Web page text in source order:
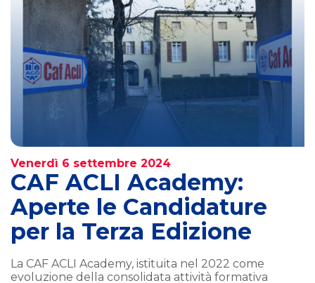
Venerdì 6 settembre 2024
CAF ACLI Academy:
Aperte le Candidature
per la Terza Edizione
La CAF ACLI Academy, istituita nel 2022 come
evoluzione della consolidata attività formativa